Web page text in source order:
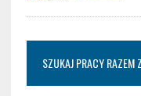
SZUKAJ PRACY RAZEM